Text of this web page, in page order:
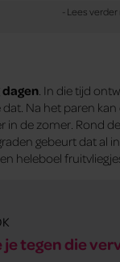
. In die tijd
Na het paren
de zomer. Rond
gebeurt dat al
heleboel
je tegen die